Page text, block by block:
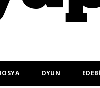
OYUN